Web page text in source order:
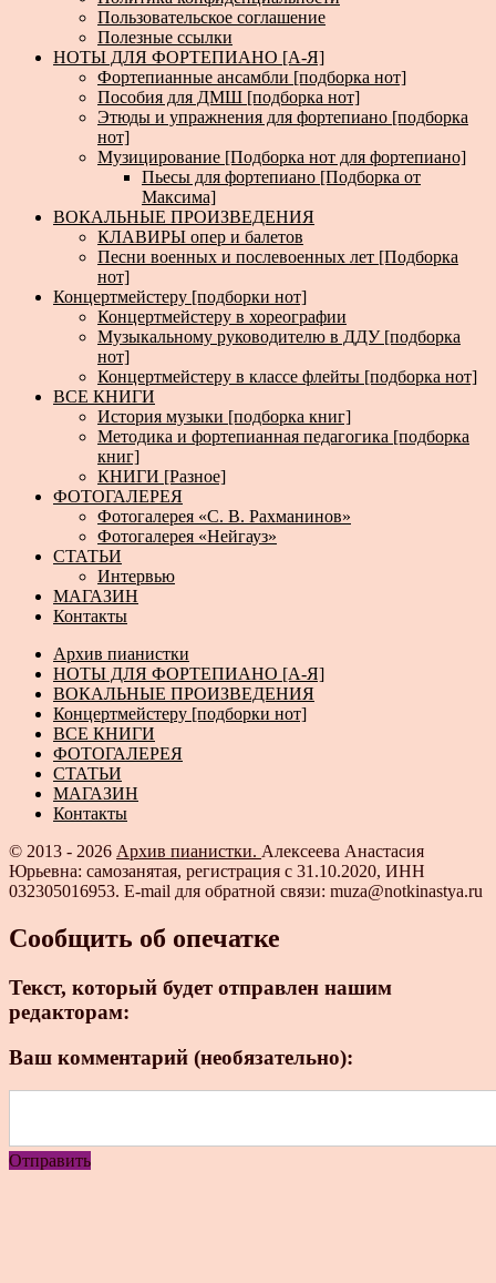
Пользовательское соглашение
Полезные ссылки
НОТЫ ДЛЯ ФОРТЕПИАНО [А-Я]
Фортепианные ансамбли [подборка нот]
Пособия для ДМШ [подборка нот]
Этюды и упражнения для фортепиано [подборка
нот]
Музицирование [Подборка нот для фортепиано]
Пьесы для фортепиано [Подборка от
Максима]
ВОКАЛЬНЫЕ ПРОИЗВЕДЕНИЯ
КЛАВИРЫ опер и балетов
Песни военных и послевоенных лет [Подборка
нот]
Концертмейстеру [подборки нот]
Концертмейстеру в хореографии
Музыкальному руководителю в ДДУ [подборка
нот]
Концертмейстеру в классе флейты [подборка нот]
ВСЕ КНИГИ
История музыки [подборка книг]
Методика и фортепианная педагогика [подборка
книг]
КНИГИ [Разное]
ФОТОГАЛЕРЕЯ
Фотогалерея «С. В. Рахманинов»
Фотогалерея «Нейгауз»
СТАТЬИ
Интервью
МАГАЗИН
Контакты
Архив пианистки
НОТЫ ДЛЯ ФОРТЕПИАНО [А-Я]
ВОКАЛЬНЫЕ ПРОИЗВЕДЕНИЯ
Концертмейстеру [подборки нот]
ВСЕ КНИГИ
ФОТОГАЛЕРЕЯ
СТАТЬИ
МАГАЗИН
Контакты
© 2013 - 2026 Архив пианистки. Алексеева Анастасия
Юрьевна: самозанятая, регистрация с 31.10.2020, ИНН
032305016953. E-mail для обратной связи: muza@notkinastya.ru
Сообщить об опечатке
Текст, который будет отправлен нашим
редакторам:
Ваш комментарий (необязательно):
Отправить